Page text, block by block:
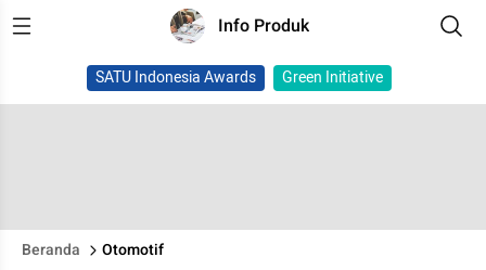
Info Produk
SATU Indonesia Awards Green Initiative
Beranda Otomotif